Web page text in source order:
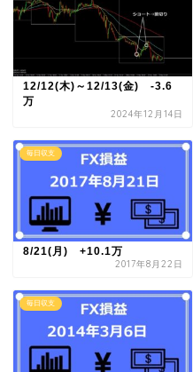
12/12(木)～12/13(金) -3.6
万
2024年12月14日
毎日収支
8/21(月) +10.1万
2017年8月22日
毎日収支